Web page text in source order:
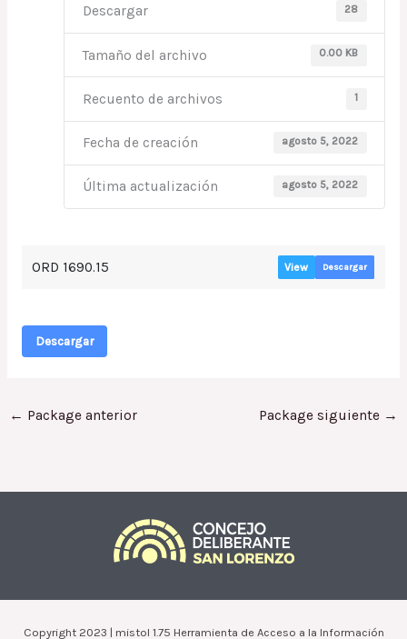
Descargar 28
Tamaño del archivo 0.00 KB
Recuento de archivos 1
Fecha de creación agosto 5, 2022
Última actualización agosto 5, 2022
ORD 1690.15 View Descargar
Descargar
← Package anterior Package siguiente →
Copyright 2023 | mistol 1.75 Herramienta de Acceso a la Información